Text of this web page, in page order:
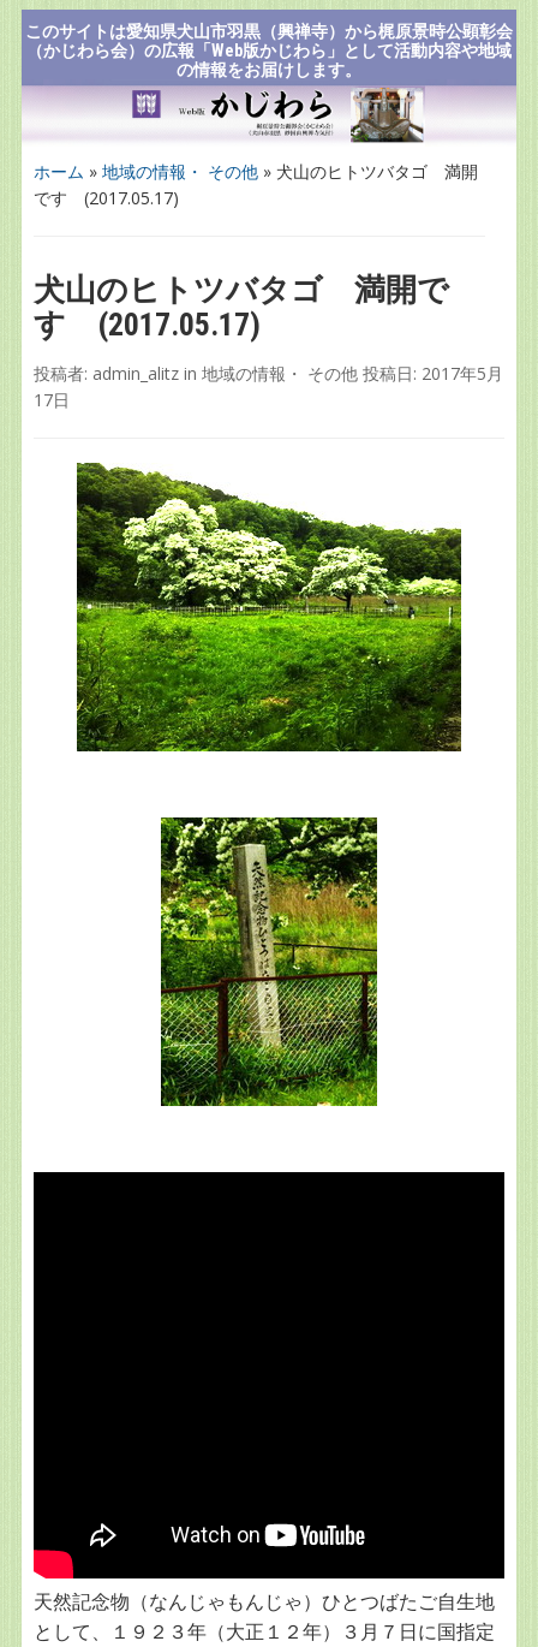
このサイトは愛知県犬山市羽黒（興禅寺）から梶原景時公顕彰会
（かじわら会）の広報「Web版かじわら」として活動内容や地域
の情報をお届けします。
ホーム » 地域の情報・ その他» 犬山のヒトツバタゴ 満開
です (2017.05.17)
犬山のヒトツバタゴ 満開で
す (2017.05.17)
投稿者: admin_alitz in 地域の情報・ その他投稿日: 2017年5月
17日
天然記念物（なんじゃもんじゃ）ひとつばたご自生地
として、１９２３年（大正１２年）３月７日に国指定